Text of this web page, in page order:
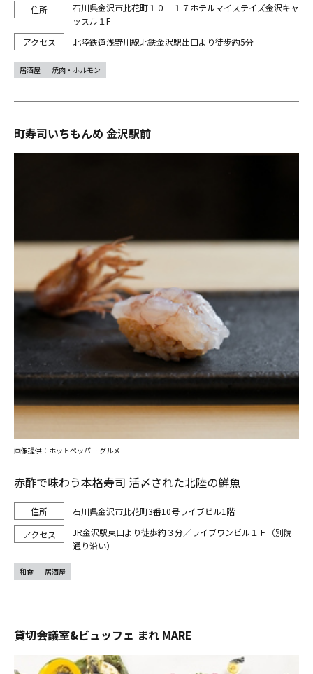
石川県金沢市此花町１０－１７ホテルマイステイズ金沢キャ
ッスル１F
北陸鉄道浅野川線北鉄金沢駅出口より徒歩約5分
居酒屋 焼肉・ホルモン
町寿司いちもんめ 金沢駅前
赤酢で味わう本格寿司 活〆された北陸の鮮魚
石川県金沢市此花町3番10号ライブビル1階
JR金沢駅東口より徒歩約３分／ライブワンビル１Ｆ（別院
通り沿い）
画像提供：ホットペッパー グルメ
和食 居酒屋
貸切会議室&ビュッフェ まれ MARE